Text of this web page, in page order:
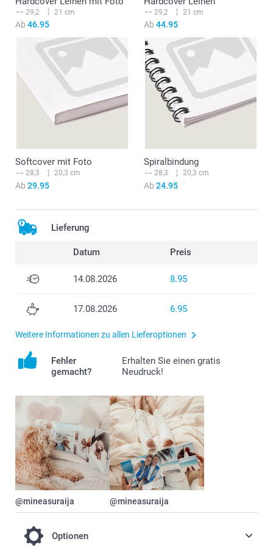
29,2 21 cm
Ab 46.95
29,2 21 cm
Ab 44.95
Softcover mit Foto
28,3 20,3 cm
Ab 29.95
Spiralbindung
28,3 20,3 cm
Ab 24.95
Lieferung
Datum Preis
14.08.2026 8.95
17.08.2026 6.95
Weitere Informationen zu allen Lieferoptionen
Fehler
gemacht?
Erhalten Sie einen gratis
Neudruck!
@mineasuraija @mineasuraija
Optionen